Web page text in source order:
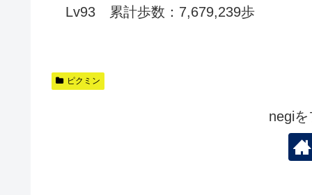
Lv93 累計歩数：7,679,239歩
ピクミン
negi